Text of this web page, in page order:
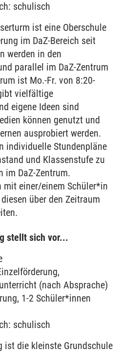
schulisch
ist eine Oberschule
im DaZ-Bereich seit
werden in den
parallel im DaZ-Zentrum
ist Mo.-Fr. von 8:20-
vielfältige
eigene Ideen sind
können genutzt und
ausprobiert werden.
individuelle Stundenpläne
und Klassenstufe zu
im DaZ-Zentrum.
mit einer/einem Schüler*in
über den Zeitraum
stellt sich vor...
(nach Absprache)
1-2 Schüler*innen
schulisch
ist die kleinste Grundschule